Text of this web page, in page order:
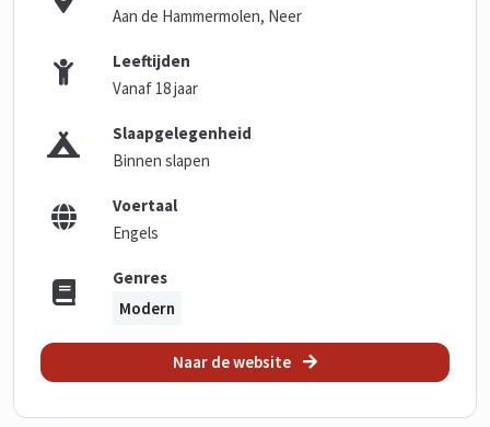
Aan de Hammermolen, Neer
Leeftijden
Vanaf 18 jaar
Slaapgelegenheid
Binnen slapen
Voertaal
Engels
Genres
Modern
Naar de website